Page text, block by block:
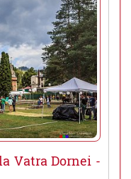
Vatra Dornei -